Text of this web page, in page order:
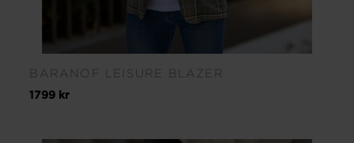
BARANOF LEISURE BLAZER
1799 kr